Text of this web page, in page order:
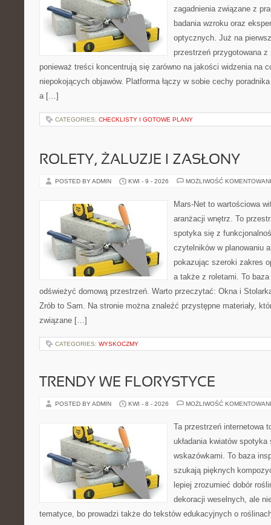
zagadnienia związane z
badania wzroku oraz
optycznych. Już na
przestrzeń przygotowana
ponieważ treści koncentrują się zarówno na jakości widzenia na
niepokojących objawów. Platforma łączy w sobie cechy
a […]
CATEGORIES: CHECKLISTY I GOTOWE PLANY
ROLETY, ŻALUZJE I ZASŁONY
POSTED BY ADMIN KWI - 9 - 2026 MOŻLIWOŚĆ
Mars-Net to wartościowa
aranżacji wnętrz. To
spotyka się z
czytelników w planowaniu
pokazując szeroki zakres
a także z roletami. To
odświeżyć domową przestrzeń. Warto przeczytać: Okna i
Zrób to Sam. Na stronie można znaleźć przystępne materiały,
związane […]
CATEGORIES: WYSKOCZMY
TRENDY WE FLORYSTYCE
POSTED BY ADMIN KWI - 8 - 2026 MOŻLIWOŚĆ
Ta przestrzeń internetowa
układania kwiatów
wskazówkami. To baza
szukają pięknych
lepiej zrozumieć dobór
dekoracji weselnych, ale
tematyce, bo prowadzi także do tekstów edukacyjnych o